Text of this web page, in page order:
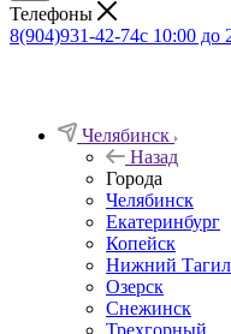
Телефоны
8(904)931-42-74с 10:00 до
Челябинск
Назад
Города
Челябинск
Екатеринбург
Копейск
Нижний Тагил
Озерск
Снежинск
Трехгорный